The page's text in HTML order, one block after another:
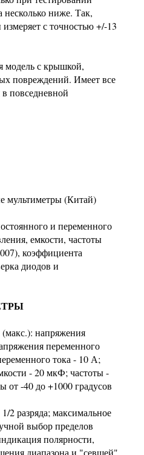
ниже. Так,
с точностью +/-13
с крышкой,
повреждений. Имеет все
повседневной
мультиметры (Китай)
и переменного
емкости, частоты
коэффициента
диодов и
напряжения
переменного
тока - 10 А;
- 20 мкФ; частоты -
от -40 до +1000 градусов
разряда; максимальное
выбор пределов
полярности,
диапазона и "севшей"